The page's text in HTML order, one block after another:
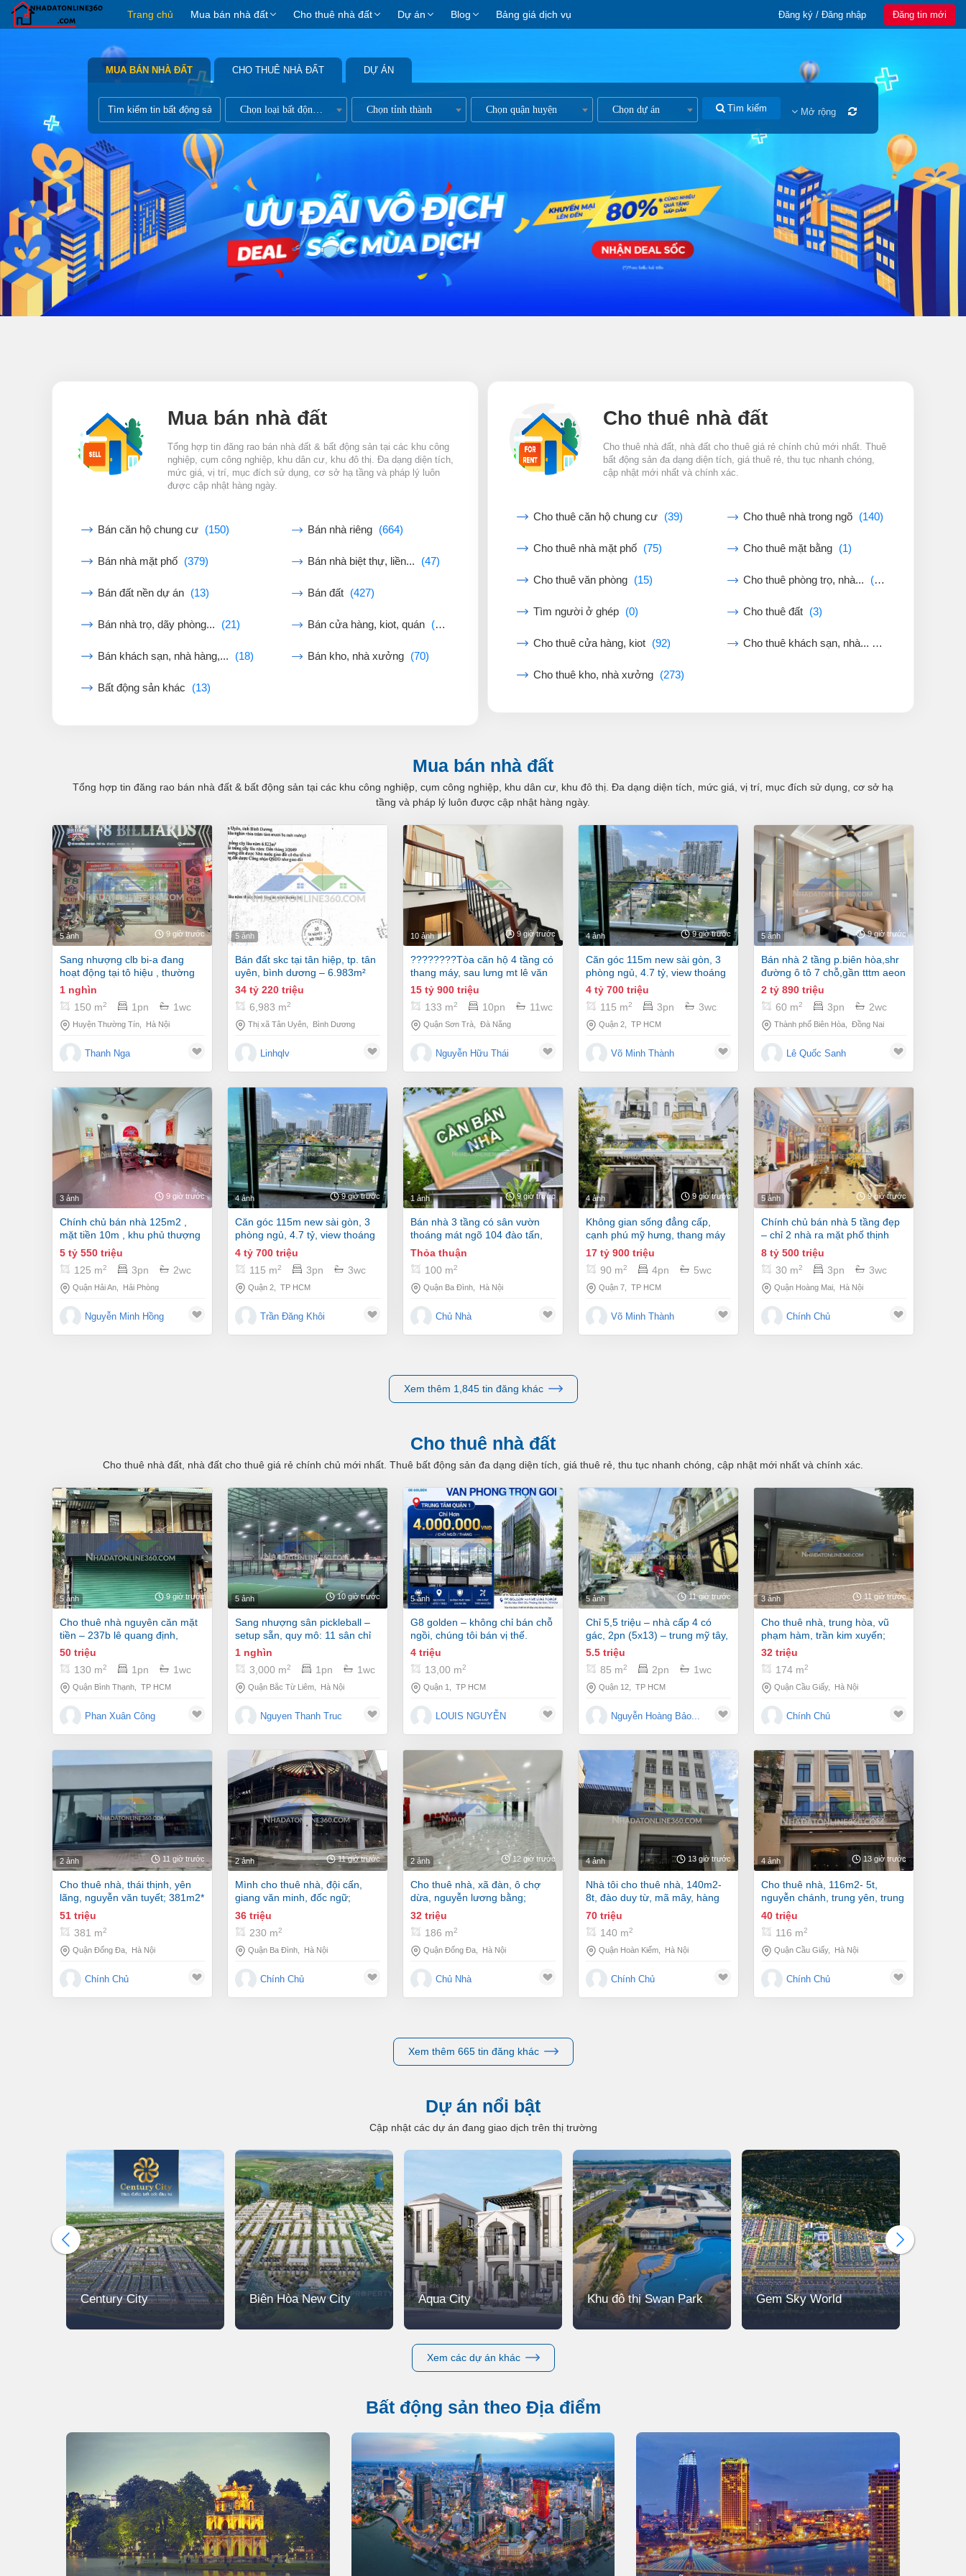
Trang chủ Mua bán nhà đất Cho thuê nhà đất Dự án Blog Bảng giá dịch vụ Đăng ký / Đăng nhập Đăng tin mới
MUA BÁN NHÀ ĐẤT CHO THUÊ NHÀ ĐẤT DỰ ÁN
Chọn loại bất động sản Chọn tỉnh thành Chọn quận huyện Chọn dự án Tìm kiếm Mở rộng
Mua bán nhà đất
Tổng hợp tin đăng rao bán nhà đất & bất động sản tại các khu công
nghiệp, cụm công nghiệp, khu dân cư, khu đô thị. Đa dạng diện tích,
mức giá, vị trí, mục đích sử dụng, cơ sở hạ tầng và pháp lý luôn
được cập nhật hàng ngày.
Bán căn hộ chung cư (150) Bán nhà riêng (664)
Bán nhà mặt phố (379) Bán nhà biệt thự, liền... (47)
Bán đất nền dự án (13) Bán đất (427)
Bán nhà trọ, dãy phòng... (21) Bán cửa hàng, kiot, quán (43)
Bán khách sạn, nhà hàng,... (18) Bán kho, nhà xưởng (70)
Bất động sản khác (13)
Cho thuê nhà đất
Cho thuê nhà đất, nhà đất cho thuê giá rẻ chính chủ mới nhất. Thuê
bất động sản đa dạng diện tích, giá thuê rẻ, thu tục nhanh chóng,
cập nhật mới nhất và chính xác.
Cho thuê căn hộ chung cư (39) Cho thuê nhà trong ngõ (140)
Cho thuê nhà mặt phố (75) Cho thuê mặt bằng (1)
Cho thuê văn phòng (15) Cho thuê phòng trọ, nhà... (27)
Tìm người ở ghép (0) Cho thuê đất (3)
Cho thuê cửa hàng, kiot (92) Cho thuê khách sạn, nhà...
(0)
Cho thuê kho, nhà xưởng (273)
Mua bán nhà đất
Tổng hợp tin đăng rao bán nhà đất & bất động sản tại các khu công nghiệp, cụm công nghiệp, khu dân cư, khu đô thị. Đa dạng diện tích, mức giá, vị trí, mục đích sử dụng, cơ sở hạ
tầng và pháp lý luôn được cập nhật hàng ngày.
5 ảnh 9 giờ trước
sang nhượng clb bi-a đang
hoạt động tại tô hiệu , thường
tín, hà nội
1 nghìn
150 m2 1pn 1wc
Huyện Thường Tín Hà Nội
Thanh Nga
5 ảnh 9 giờ trước
bán đất skc tại tân hiệp, tp. tân
uyên, bình dương – 6.983m²
34 tỷ 220 triệu
6,983 m2
Thị xã Tân Uyên Bình Dương
Linhqlv
10 ảnh 9 giờ trước
????????tòa căn hộ 4 tầng có
thang máy, sau lưng mt lê văn
thứ gần biển võ nguyên giáp
15 tỷ 900 triệu
133 m2 10pn 11wc
Quận Sơn Trà Đà Nẵng
Nguyễn Hữu Thái
4 ảnh 9 giờ trước
căn góc 115m new sài gòn, 3
phòng ngủ, 4.7 tỷ, view thoáng
mát
4 tỷ 700 triệu
115 m2 3pn 3wc
Quận 2 TP HCM
Võ Minh Thành
5 ảnh 9 giờ trước
bán nhà 2 tầng p.biên hòa,shr
đường ô tô 7 chỗ,gần tttm aeon
mall
2 tỷ 890 triệu
60 m2 3pn 2wc
Thành phố Biên Hòa Đồng Nai
Lê Quốc Sanh
3 ảnh 9 giờ trước
chính chủ bán nhà 125m2 ,
mặt tiền 10m , khu phủ thượng
đoạn , hải an
5 tỷ 550 triệu
125 m2 3pn 2wc
Quận Hải An Hải Phòng
Nguyễn Minh Hồng
4 ảnh 9 giờ trước
căn góc 115m new sài gòn, 3
phòng ngủ, 4.7 tỷ, view thoáng
mát
4 tỷ 700 triệu
115 m2 3pn 3wc
Quận 2 TP HCM
Trần Đăng Khôi
1 ảnh 9 giờ trước
bán nhà 3 tầng có sân vườn
thoáng mát ngõ 104 đào tấn,
0904152396
Thỏa thuận
100 m2
Quận Ba Đình Hà Nội
Chủ Nhà
4 ảnh 9 giờ trước
không gian sống đẳng cấp,
cạnh phú mỹ hưng, thang máy
xin xò
17 tỷ 900 triệu
90 m2 4pn 5wc
Quận 7 TP HCM
Võ Minh Thành
5 ảnh 9 giờ trước
chính chủ bán nhà 5 tầng đẹp
– chỉ 2 nhà ra mặt phố thịnh
liệt, hoàng mai
8 tỷ 500 triệu
30 m2 3pn 3wc
Quận Hoàng Mai Hà Nội
Chính Chủ
Xem thêm 1,845 tin đăng khác
Cho thuê nhà đất
Cho thuê nhà đất, nhà đất cho thuê giá rẻ chính chủ mới nhất. Thuê bất động sản đa dạng diện tích, giá thuê rẻ, thu tục nhanh chóng, cập nhật mới nhất và chính xác.
5 ảnh 9 giờ trước
cho thuê nhà nguyên căn mặt
tiền – 237b lê quang định,
phường gia định
50 triệu
130 m2 1pn 1wc
Quận Bình Thạnh TP HCM
Phan Xuân Công
5 ảnh 10 giờ trước
sang nhượng sân pickleball –
setup sẵn, quy mô: 11 sân chỉ
việc vận hành! anh chị quan
tâm thì liên hệ ạ!
1 nghìn
3,000 m2 1pn 1wc
Quận Bắc Từ Liêm Hà Nội
Nguyen Thanh Truc
5 ảnh 10 giờ trước
g8 golden – không chỉ bán chỗ
ngồi, chúng tôi bán vị thế.
4 triệu
13,00 m2
Quận 1 TP HCM
LOUIS NGUYỄN
5 ảnh 11 giờ trước
chỉ 5,5 triệu – nhà cấp 4 có
gác, 2pn (5x13) – trung mỹ tây,
quận 12
5.5 triệu
85 m2 2pn 1wc
Quận 12 TP HCM
Nguyễn Hoàng Bảo...
3 ảnh 11 giờ trước
cho thuê nhà, trung hòa, vũ
phạm hàm, trần kim xuyến;
174m2* 1t -32 tr
32 triệu
174 m2
Quận Cầu Giấy, Hà Nội
Chính Chủ
2 ảnh 11 giờ trước
cho thuê nhà, thái thịnh, yên
lãng, nguyễn văn tuyết; 381m2*
1t -51 tr
51 triệu
381 m2
Quận Đống Đa Hà Nội
Chính Chủ
2 ảnh 11 giờ trước
mình cho thuê nhà, đội cấn,
giang văn minh, đốc ngữ;
230m2* 2t -36 tr
36 triệu
230 m2
Quận Ba Đình Hà Nội
Chính Chủ
2 ảnh 12 giờ trước
cho thuê nhà, xã đàn, ô chợ
dừa, nguyễn lương bằng;
186m2* 1t -32 tr
32 triệu
186 m2
Quận Đống Đa Hà Nội
Chủ Nhà
4 ảnh 13 giờ trước
nhà tôi cho thuê nhà, 140m2-
8t, đào duy từ, mã mây, hàng
bạc -70 tr
70 triệu
140 m2
Quận Hoàn Kiếm Hà Nội
Chính Chủ
4 ảnh 13 giờ trước
cho thuê nhà, 116m2- 5t,
nguyễn chánh, trung yên, trung
kính -40 tr
40 triệu
116 m2
Quận Cầu Giấy, Hà Nội
Chính Chủ
Xem thêm 665 tin đăng khác
Dự án nổi bật
Cập nhật các dự án đang giao dịch trên thị trường
Century City Biên Hòa New City Aqua City Khu đô thị Swan Park Gem Sky World
Xem các dự án khác
Bất động sản theo Địa điểm